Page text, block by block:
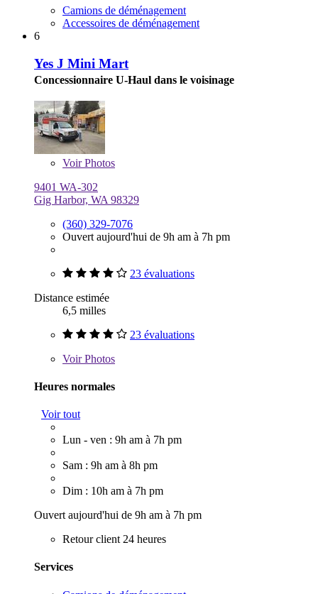
Camions de déménagement
Accessoires de déménagement
6
Yes J Mini Mart
Concessionnaire U-Haul dans le voisinage
VoirPhotos
9401 WA-302
Gig Harbor, WA 98329
(360) 329-7076
Ouvert aujourd'hui de 9h am à 7h pm
23 évaluations
Distance estimée
6,5 milles
23 évaluations
VoirPhotos
Heures normales
Voir tout
Lun - ven : 9h am à 7h pm
Sam : 9h am à 8h pm
Dim : 10h am à 7h pm
Ouvert aujourd'hui de 9h am à 7h pm
Retour client 24 heures
Services